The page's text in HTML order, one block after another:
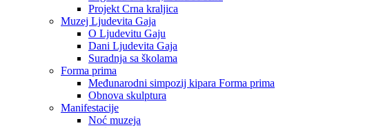
Projekt Crna kraljica
Muzej Ljudevita Gaja
O Ljudevitu Gaju
Dani Ljudevita Gaja
Suradnja sa školama
Forma prima
Međunarodni simpozij kipara Forma prima
Obnova skulptura
Manifestacije
Noć muzeja